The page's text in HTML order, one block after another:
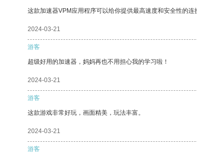
这款加速器VPM应用程序可以给你提供最高速度和安全性的连
2024-03-21
游客
超级好用的加速器，妈妈再也不用担心我的学习啦！
2024-03-21
游客
这款游戏非常好玩，画面精美，玩法丰富。
2024-03-21
游客